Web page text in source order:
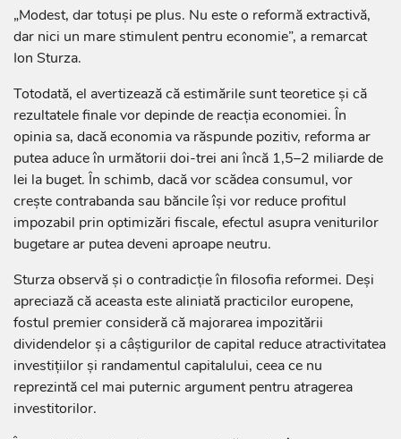
„Modest, dar totuși pe plus. Nu este o reformă extractivă,
dar nici un mare stimulent pentru economie”, a remarcat
Ion Sturza.
Totodată, el avertizează că estimările sunt teoretice și că
rezultatele finale vor depinde de reacția economiei. În
opinia sa, dacă economia va răspunde pozitiv, reforma ar
putea aduce în următorii doi-trei ani încă 1,5–2 miliarde de
lei la buget. În schimb, dacă vor scădea consumul, vor
crește contrabanda sau băncile își vor reduce profitul
impozabil prin optimizări fiscale, efectul asupra veniturilor
bugetare ar putea deveni aproape neutru.
Sturza observă și o contradicție în filosofia reformei. Deși
apreciază că aceasta este aliniată practicilor europene,
fostul premier consideră că majorarea impozitării
dividendelor și a câștigurilor de capital reduce atractivitatea
investițiilor și randamentul capitalului, ceea ce nu
reprezintă cel mai puternic argument pentru atragerea
investitorilor.